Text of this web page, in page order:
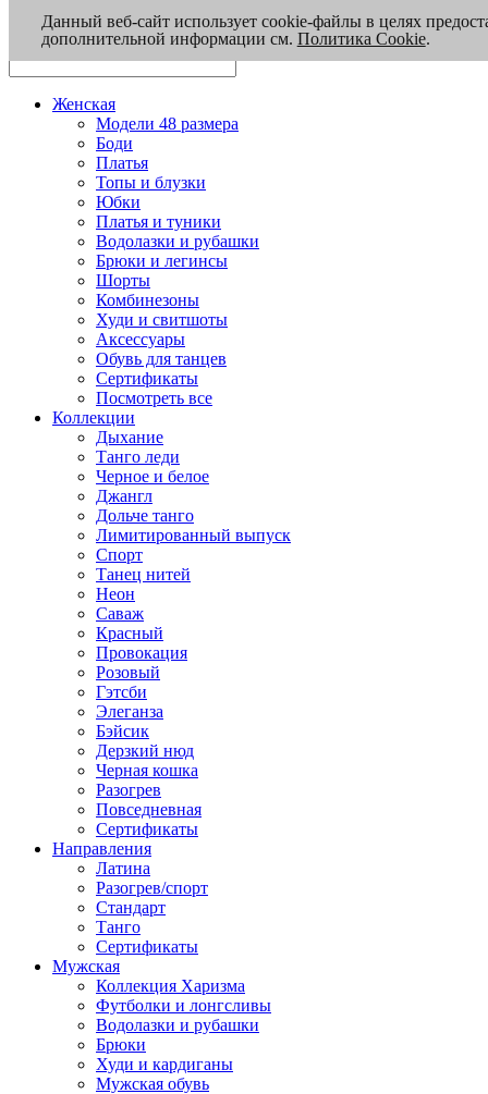
Женская
Модели 48 размера
Боди
Платья
Топы и блузки
Юбки
Платья и туники
Водолазки и рубашки
Брюки и легинсы
Шорты
Комбинезоны
Худи и свитшоты
Аксессуары
Обувь для танцев
Сертификаты
Посмотреть все
Коллекции
Дыхание
Танго леди
Черное и белое
Джангл
Дольче танго
Лимитированный выпуск
Спорт
Танец нитей
Неон
Саваж
Красный
Провокация
Розовый
Гэтсби
Элеганза
Бэйсик
Дерзкий нюд
Черная кошка
Разогрев
Повседневная
Сертификаты
Направления
Латина
Разогрев/спорт
Стандарт
Танго
Сертификаты
Мужская
Коллекция Харизма
Футболки и лонгсливы
Водолазки и рубашки
Брюки
Худи и кардиганы
Мужская обувь
Данный веб-сайт использует cookie-файлы в целях
дополнительной информации см. Политика Cookie.